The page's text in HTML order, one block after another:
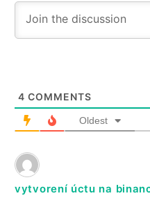
4 COMMENTS
Oldest
vytvorení úctu na